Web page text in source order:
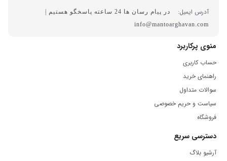
آدرس ایمیل:
در پیام رسان ها 24 ساعته پاسخگو هستیم |
info@mantoarghavan.com
منوی پرکاربرد
حساب کاربری
راهنمای خرید
سوالات متداول
سیاست و حریم خصوصی
فروشگاه
دسترسی سریع
آرشیو بلاگ